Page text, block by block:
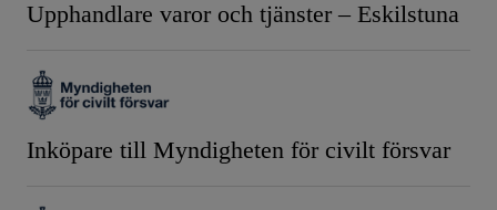
Upphandlare varor och tjänster – Eskilstuna
Inköpare till Myndigheten för civilt försvar